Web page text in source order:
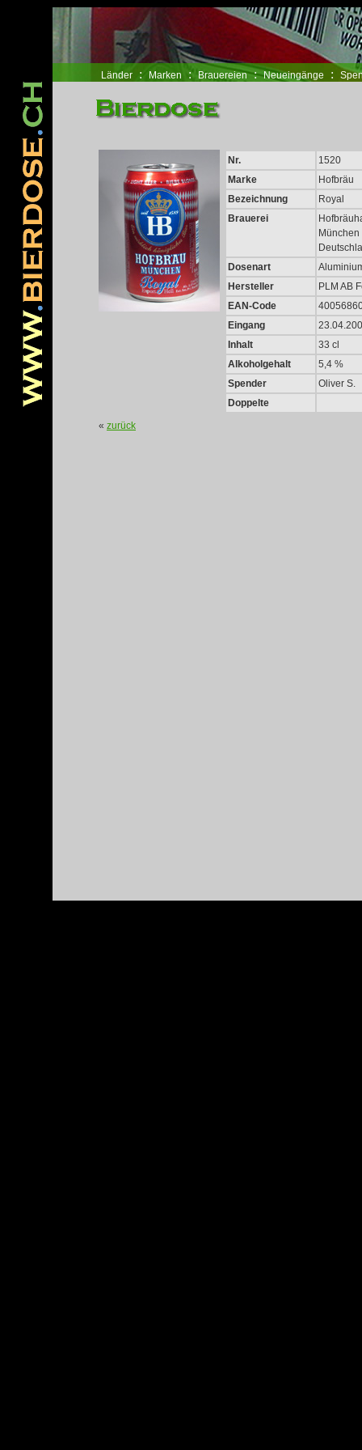
www.pridegoeseast.org コンバース ハイカット NIKE スニーカー バレンシアガ
Länder : Marken : Brauereien : Neueingänge :
Nr.
1520
Marke
Hofbräu
Bezeichnung
Royal
Brauerei
München
Dosenart
Hersteller
PLM AB
EAN-Code
Eingang
Inhalt
33 cl
Alkoholgehalt
5,4 %
Spender
Oliver S.
Doppelte
« zurück